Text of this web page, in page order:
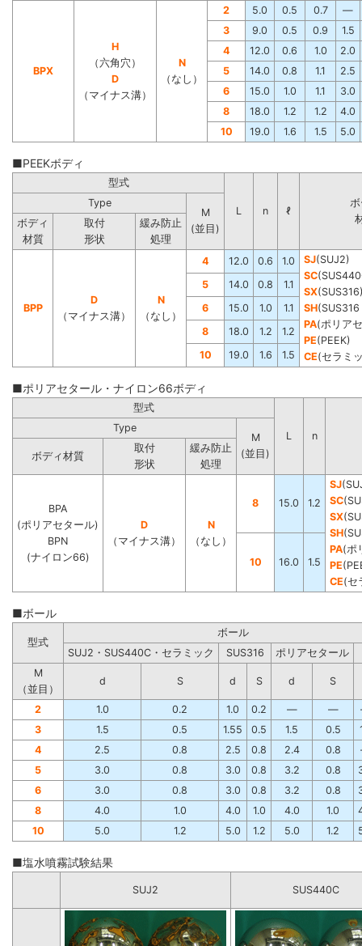
BPX
H
（六角穴）
D
（マイナス溝）
N
（なし）
2 5.0 0.5 0.7
―
3
9.0 0.5 0.9
1.5
4
12.0 0.6 1.0
2.0
5
14.0 0.8 1.1
2.5
6
15.0 1.0 1.1
3.0
8
18.0 1.2 1.2
4.0
10
19.0 1.6 1.5 5.0
■PEEKボディ
型式
L n ℓ
Type
M
(並目)
ボディ
材質
取付
形状
緩み防止
処理
BPP
D
（マイナス溝）
N
（なし）
4 12.0 0.6 1.0 SJ(SUJ2)
SC
SX
SH
PA(ポリア
PE(PEEK)
CE(セラミ
5 14.0 0.8
1.1
6
15.0 1.0
1.1
8
18.0 1.2
1.2
10
19.0 1.6 1.5
■ポリアセタール・ナイロン66ボディ
型式
L n
Type
M
(並目)
ボディ材質
取付
形状
緩み防止
処理
BPA
(ポリアセタール)
BPN
(ナイロン66)
D
（マイナス溝）
N
（なし）
8 15.0 1.2
SJ
SC
SX
SH
PA(ポ
PE
CE(セ
10 16.0 1.5
■ボール
型式
ボール
SUJ2・SUS440C・セラミック
SUS316
ポリアセタール
M
（並目）
d S d S d S
2 1.0 0.2 1.0 0.2 ― ―
3
1.5 0.5 1.55 0.5 1.5 0.5
4
2.5 0.8 2.5 0.8 2.4 0.8
5
3.0 0.8 3.0 0.8 3.2 0.8
6
3.0 0.8 3.0 0.8 3.2 0.8
8
4.0 1.0 4.0 1.0 4.0 1.0
10
5.0 1.2 5.0 1.2 5.0 1.2
■塩水噴霧試験結果
SUJ2 SUS440C